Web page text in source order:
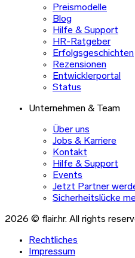
Preismodelle
Blog
Hilfe & Support
HR-Ratgeber
Erfolgsgeschichten
Rezensionen
Entwicklerportal
Status
Unternehmen & Team
Über uns
Jobs & Karriere
Kontakt
Hilfe & Support
Events
Jetzt Partner
Sicherheitslücke
2026 © flair.hr. All rights
Rechtliches
Impressum